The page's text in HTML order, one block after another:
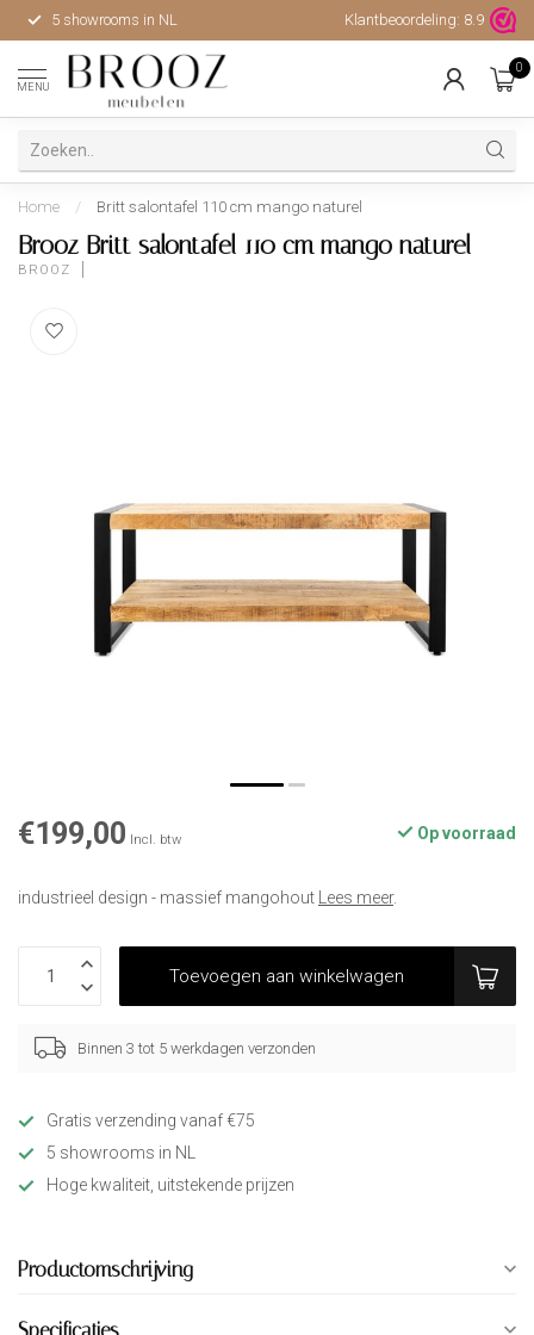
5 showrooms in NL Hoge kwaliteit, uitstekende
Klantbeoordeling: 8.9
MENU
0
Home / Britt salontafel 110 cm mango naturel
Brooz Britt salontafel 110 cm mango naturel
BROOZ
€199,00 Incl. btw Op voorraad
industrieel design - massief mangohout Lees meer.
Toevoegen aan winkelwagen
Binnen 3 tot 5 werkdagen verzonden
Gratis verzending vanaf €75
5 showrooms in NL
Hoge kwaliteit, uitstekende prijzen
Productomschrijving
Specificaties